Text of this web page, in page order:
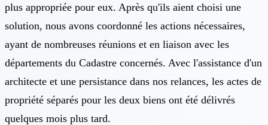
plus appropriée pour eux. Après qu'ils aient choisi une
solution, nous avons coordonné les actions nécessaires,
ayant de nombreuses réunions et en liaison avec les
départements du Cadastre concernés. Avec l'assistance d'un
architecte et une persistance dans nos relances, les actes de
propriété séparés pour les deux biens ont été délivrés
quelques mois plus tard.